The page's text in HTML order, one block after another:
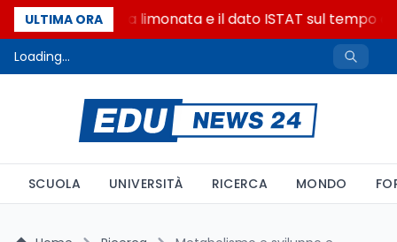
ULTIMA ORA
La denuncia della limonata e il dato ISTAT sul tempo
Loading...
SCUOLA UNIVERSITÀ RICERCA MONDO